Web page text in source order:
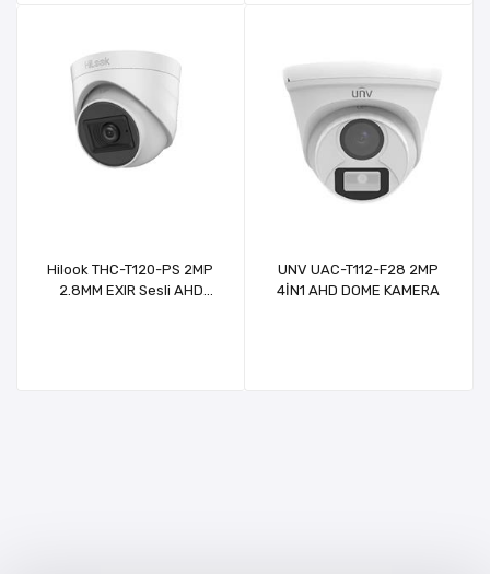
Hilook THC-T120-PS 2MP
2.8MM EXIR Sesli AHD
UNV UAC-T112-F28 2MP
4İN1 AHD DOME KAMERA